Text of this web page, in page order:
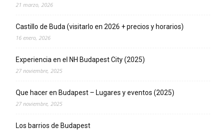
21 marzo, 2026
Castillo de Buda (visitarlo en 2026 + precios y horarios)
16 enero, 2026
Experiencia en el NH Budapest City (2025)
27 noviembre, 2025
Que hacer en Budapest – Lugares y eventos (2025)
27 noviembre, 2025
Los barrios de Budapest